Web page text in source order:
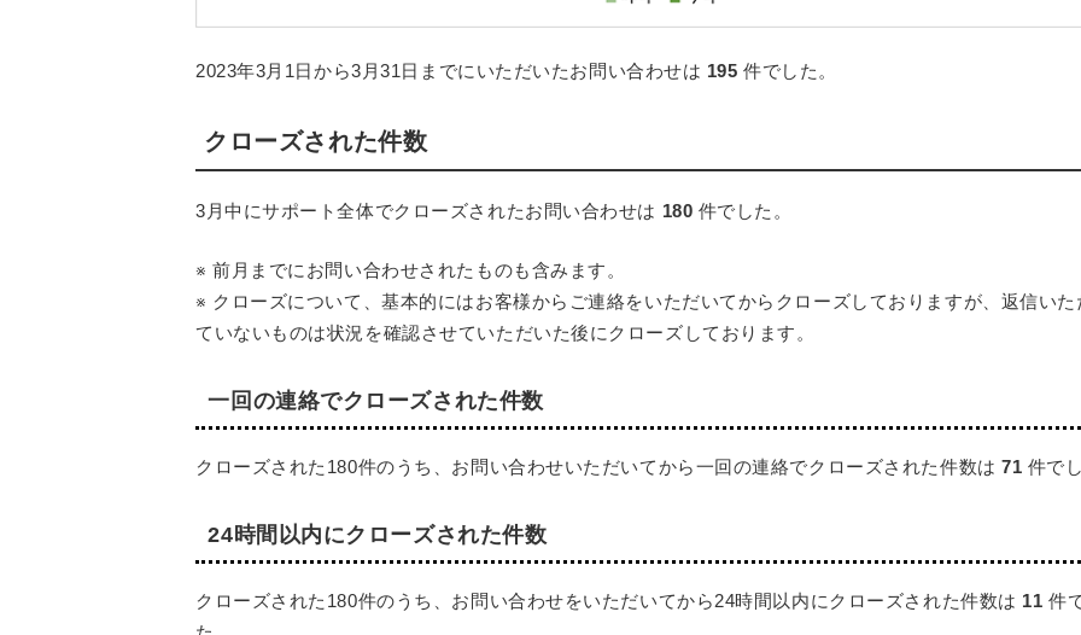
2023年3月1日から3月31日までにいただいたお問い合わせは 195 件でした。
クローズされた件数
3月中にサポート全体でクローズされたお問い合わせは 180 件でした。
※ 前月までにお問い合わせされたものも含みます。
※ クローズについて、基本的にはお客様からご連絡をいただいてからクローズしておりますが、返信いた
ていないものは状況を確認させていただいた後にクローズしております。
一回の連絡でクローズされた件数
クローズされた180件のうち、お問い合わせいただいてから一回の連絡でクローズされた件数は71 件で
24時間以内にクローズされた件数
クローズされた180件のうち、お問い合わせをいただいてから24時間以内にクローズされた件数は 11 件